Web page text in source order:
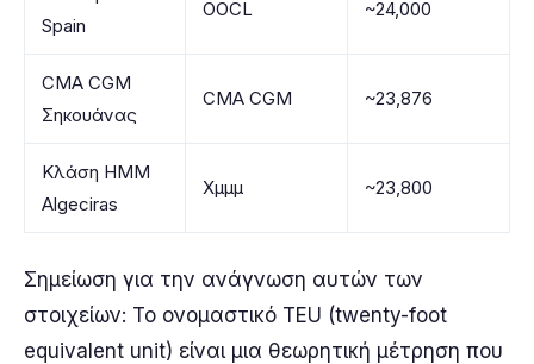
Spain
OOCL ~24,000
CMA CGM
Σηκουάνας
CMA CGM ~23,876
Κλάση HMM
Algeciras
Χμμμ ~23,800
Σημείωση για την ανάγνωση αυτών των
στοιχείων: Το ονομαστικό TEU (twenty-foot
equivalent unit) είναι μια θεωρητική μέτρηση που